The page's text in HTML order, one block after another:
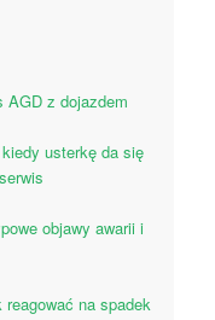
AGD z dojazdem
usterkę da się
objawy awarii i
reagować na spadek